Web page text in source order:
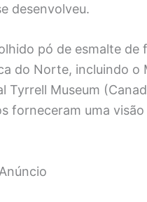
desenvolveu.
pó de esmalte de
do Norte, incluindo o
Tyrrell Museum
forneceram uma
Anúncio